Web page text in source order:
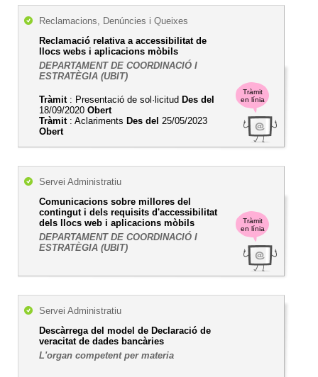
Tràmit
en línia
Reclamacions, Denúncies i Queixes
Reclamació relativa a accessibilitat de
llocs webs i aplicacions mòbils
DEPARTAMENT DE COORDINACIÓ I
ESTRATÈGIA (UBIT)
Tràmit: Presentació de sol·licitud Des del
18/09/2020 Obert
Tràmit: Aclariments Des del 25/05/2023
Obert
Tràmit
en línia
Servei Administratiu
Comunicacions sobre millores del
contingut i dels requisits d'accessibilitat
dels llocs web i aplicacions mòbils
DEPARTAMENT DE COORDINACIÓ I
ESTRATÈGIA (UBIT)
Servei Administratiu
Descàrrega del model de Declaració de
veracitat de dades bancàries
L'organ competent per materia